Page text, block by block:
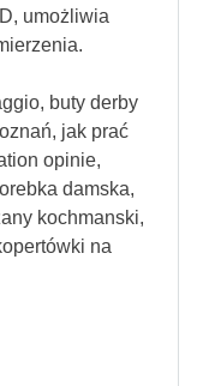
umożliwia
buty derby
jak prać
opinie,
damska,
kochmanski,
na